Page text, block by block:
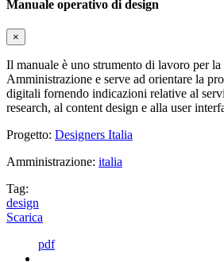
Manuale operativo di design
×
Il manuale è uno strumento di lavoro per la
Amministrazione e serve ad orientare la
digitali fornendo indicazioni relative al
research, al content design e alla user
Progetto: Designers Italia
Amministrazione: italia
Tag:
design
Scarica
pdf